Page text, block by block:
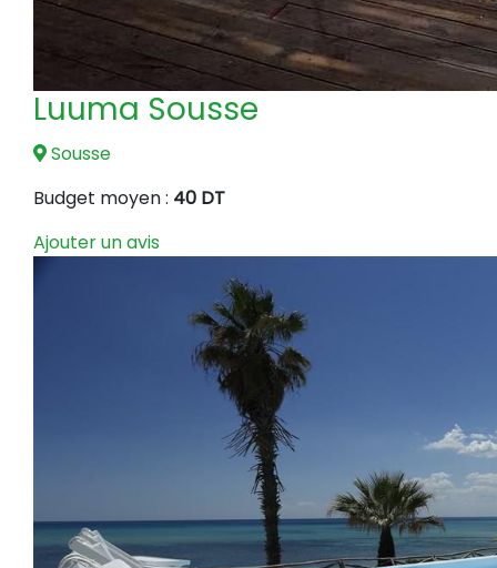
Luuma Sousse
Sousse
Budget moyen : 40 DT
Ajouter un avis